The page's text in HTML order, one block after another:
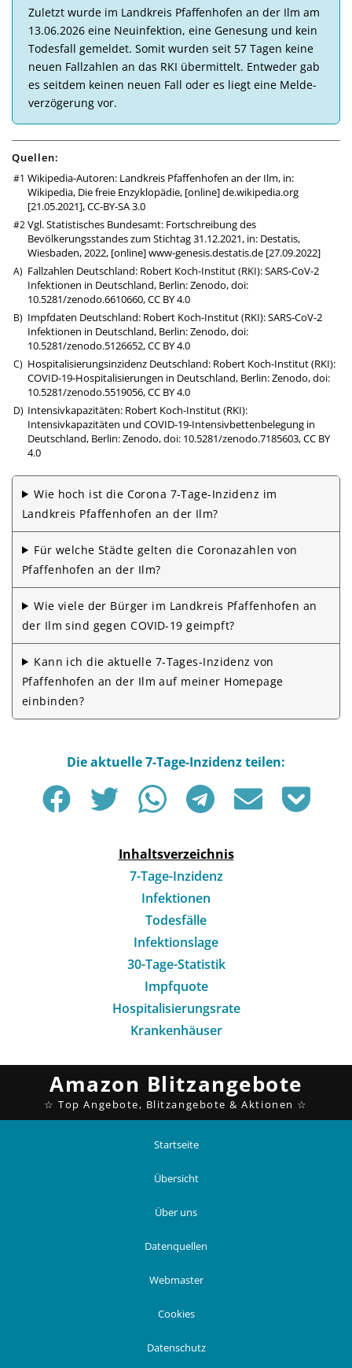
Zu­letzt wurde im Landkreis Pfaffenhofen an der Ilm am
13.06.2026 eine Neu­in­fek­tion, eine Ge­ne­sung und kein
Todes­fall ge­mel­det. So­mit wur­den seit 57 Tagen keine
neuen Fall­zahlen an das RKI über­mittelt. Ent­weder gab
es seit­dem kei­nen neuen Fall oder es liegt eine Melde­
ver­zö­ge­rung vor.
Quellen:
Wikipedia-Autoren: Landkreis Pfaffenhofen an der Ilm, in:
Wikipedia, Die freie Enzyklopädie, [online]de.wikipedia.org
[21.05.2021],CC-BY-SA 3.0
Vgl. Statistisches Bundesamt: Fortschreibung des
Bevölkerungsstandes zum Stichtag 31.12.2021, in: Destatis,
Wiesbaden, 2022, [online]www-genesis.destatis.de[27.09.2022]
Fallzahlen Deutschland: Robert Koch-Institut (RKI): SARS-CoV-2
Infektionen in Deutschland, Berlin: Zenodo,doi:
10.5281/zenodo.6610660,CC BY 4.0
Impfdaten Deutschland: Robert Koch-Institut (RKI): SARS-CoV-2
Infektionen in Deutschland, Berlin: Zenodo,doi:
10.5281/zenodo.5126652,CC BY 4.0
Hospitalisierungsinzidenz Deutschland: Robert Koch-Institut (RKI):
COVID-19-Hospitalisierungen in Deutschland, Berlin: Zenodo,doi:
10.5281/zenodo.5519056,CC BY 4.0
Intensivkapazitäten: Robert Koch-Institut (RKI):
Intensivkapazitäten und COVID-19-Intensivbettenbelegung in
Deutschland, Berlin: Zenodo,doi: 10.5281/zenodo.7185603,CC BY
4.0
Wie hoch ist die Corona 7-Tage-Inzidenz im
Landkreis Pfaffenhofen an der Ilm?
Für welche Städte gelten die Corona­zahlen von
Pfaffenhofen an der Ilm?
Wie viele der Bürger im Landkreis Pfaffenhofen an
der Ilm sind gegen COVID-19 geimpft?
Kann ich die aktuelle 7-Tages-Inzidenz von
Pfaffenhofen an der Ilm auf meiner Homepage
einbinden?
Inhaltsverzeichnis
7-Tage-Inzidenz
Infektionen
Todesfälle
Infektionslage
30-Tage-Statistik
Impfquote
Hospitalisierungsrate
Krankenhäuser
Startseite
Übersicht
Über uns
Datenquellen
Webmaster
Cookies
Datenschutz